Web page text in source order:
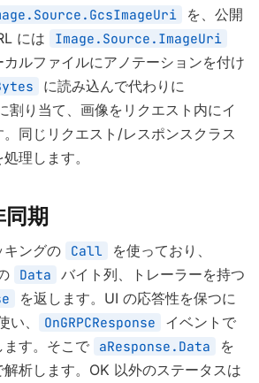
を、公開
には
Image.Source.ImageUri
ルファイルにアノテーションを付け
に読み込んで代わりに
割り当て、画像をリクエスト内にイ
同じリクエスト/レスポンスクラス
理します。
期
キングの Call を使っており、
Data バイト列、トレーラーを持つ
を返します。UI の応答性を保つに
い、 OnGRPCResponse
イベントで
ます。そこで
aResponse.Data
を
解析します。OK 以外のステータスは